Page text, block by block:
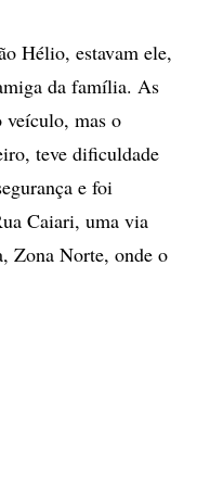
Hélio, estavam ele,
da família. As
veículo, mas o
teve dificuldade
e foi
Caiari, uma via
Zona Norte, onde o